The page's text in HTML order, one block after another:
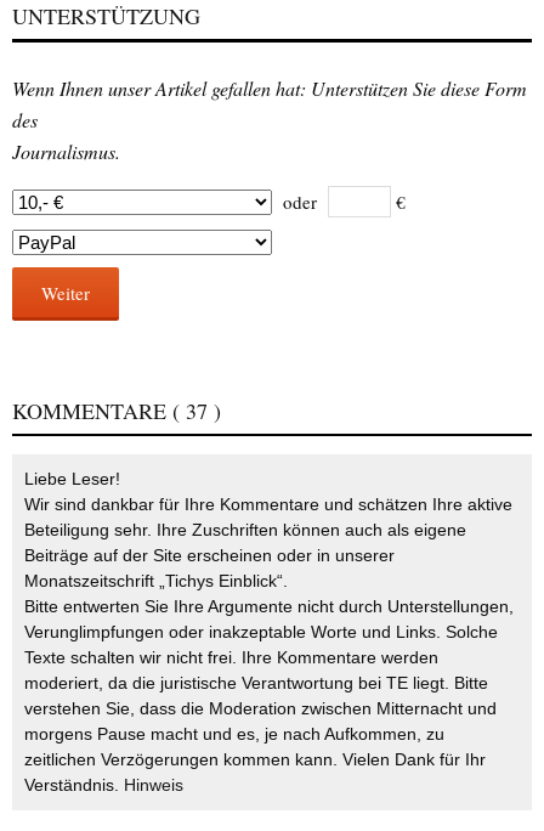
UNTERSTÜTZUNG
Wenn Ihnen unser Artikel gefallen hat: Unterstützen Sie diese Form
des
Journalismus.
oder €
Weiter
KOMMENTARE ( 37 )
Liebe Leser!
Wir sind dankbar für Ihre Kommentare und schätzen Ihre aktive
Beteiligung sehr. Ihre Zuschriften können auch als eigene
Beiträge auf der Site erscheinen oder in unserer
Monatszeitschrift „Tichys Einblick“.
Bitte entwerten Sie Ihre Argumente nicht durch Unterstellungen,
Verunglimpfungen oder inakzeptable Worte und Links. Solche
Texte schalten wir nicht frei. Ihre Kommentare werden
moderiert, da die juristische Verantwortung bei TE liegt. Bitte
verstehen Sie, dass die Moderation zwischen Mitternacht und
morgens Pause macht und es, je nach Aufkommen, zu
zeitlichen Verzögerungen kommen kann. Vielen Dank für Ihr
Verständnis. Hinweis